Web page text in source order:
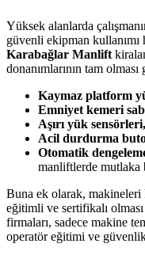
Yüksek alanlarda
güvenli ekipman kullanımı
Karabağlar Manlift
donanımlarının tam olması
Kaymaz platform
Emniyet kemeri
Aşırı yük sensörleri,
Acil durdurma
Otomatik
manliftlerde mutlaka
Buna ek olarak,
eğitimli ve sertifikalı
firmaları, sadece makine
operatör eğitimi ve güvenlik